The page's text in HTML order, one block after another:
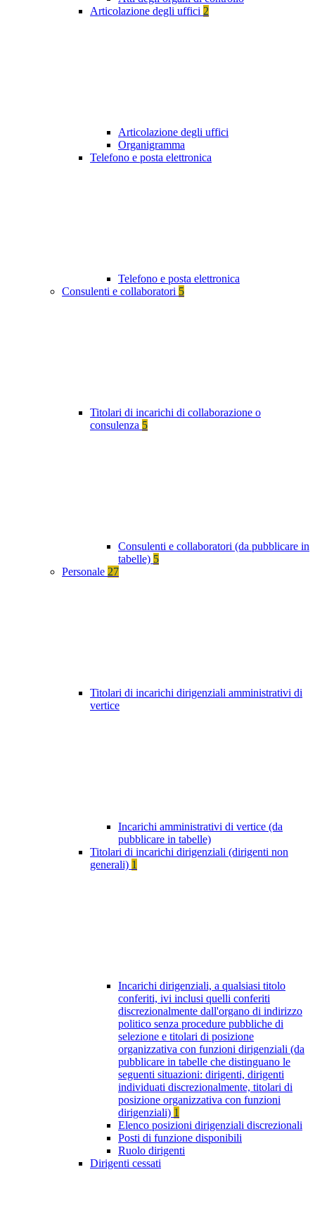
Articolazione degli uffici 2
Articolazione degli uffici
Organigramma
Telefono e posta elettronica
Telefono e posta elettronica
Consulenti e collaboratori 5
Titolari di incarichi di collaborazione o
consulenza 5
Consulenti e collaboratori (da pubblicare in
tabelle) 5
Personale 27
Titolari di incarichi dirigenziali amministrativi di
vertice
Incarichi amministrativi di vertice (da
pubblicare in tabelle)
Titolari di incarichi dirigenziali (dirigenti non
generali) 1
Incarichi dirigenziali, a qualsiasi titolo
conferiti, ivi inclusi quelli conferiti
discrezionalmente dall'organo di indirizzo
politico senza procedure pubbliche di
selezione e titolari di posizione
organizzativa con funzioni dirigenziali (da
pubblicare in tabelle che distinguano le
seguenti situazioni: dirigenti, dirigenti
individuati discrezionalmente, titolari di
posizione organizzativa con funzioni
dirigenziali) 1
Elenco posizioni dirigenziali discrezionali
Posti di funzione disponibili
Ruolo dirigenti
Dirigenti cessati